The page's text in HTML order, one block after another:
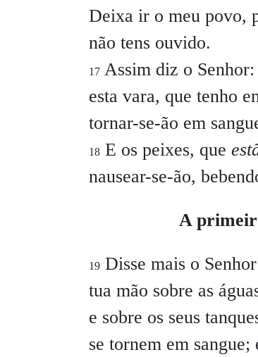
Deixa ir o meu povo,
não tens ouvido.
17 Assim diz o
esta vara, que tenho
tornar-se-ão em
18 E os peixes, que
nausear-se-ão,
A
19 Disse mais o
tua mão sobre as
e sobre os seus
se tornem em